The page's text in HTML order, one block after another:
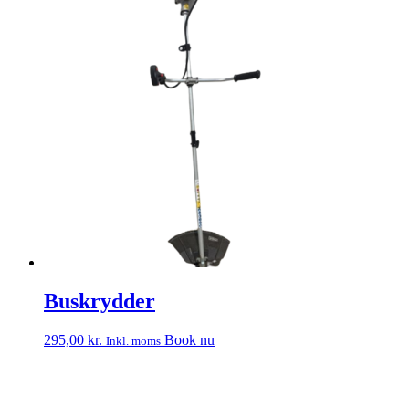
Buskrydder
295,00 kr. Inkl. moms Book nu